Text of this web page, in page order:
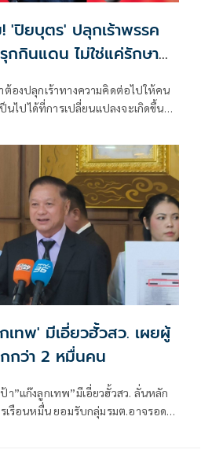
'ปิยบุตร' ปลุกเร้าพรรค
กกินแดน ไม่ใช่แค่รักษา
องปลุกเร้าทางความคิดต่อไปให้คน
นไปได้ที่การเปลี่ยนแปลงจะเกิดขึ้น
เทพ' มีเอี่ยวฮั้วสว. เผยผู้
กว่า 2 หมื่นคน
า”แก๊งลูกเทพ”มีเอี่ยวฮั้วสว. ลั่นหลัก
เรือนหมื่น ยอมรับกลุ่มรมต.อาจรอด